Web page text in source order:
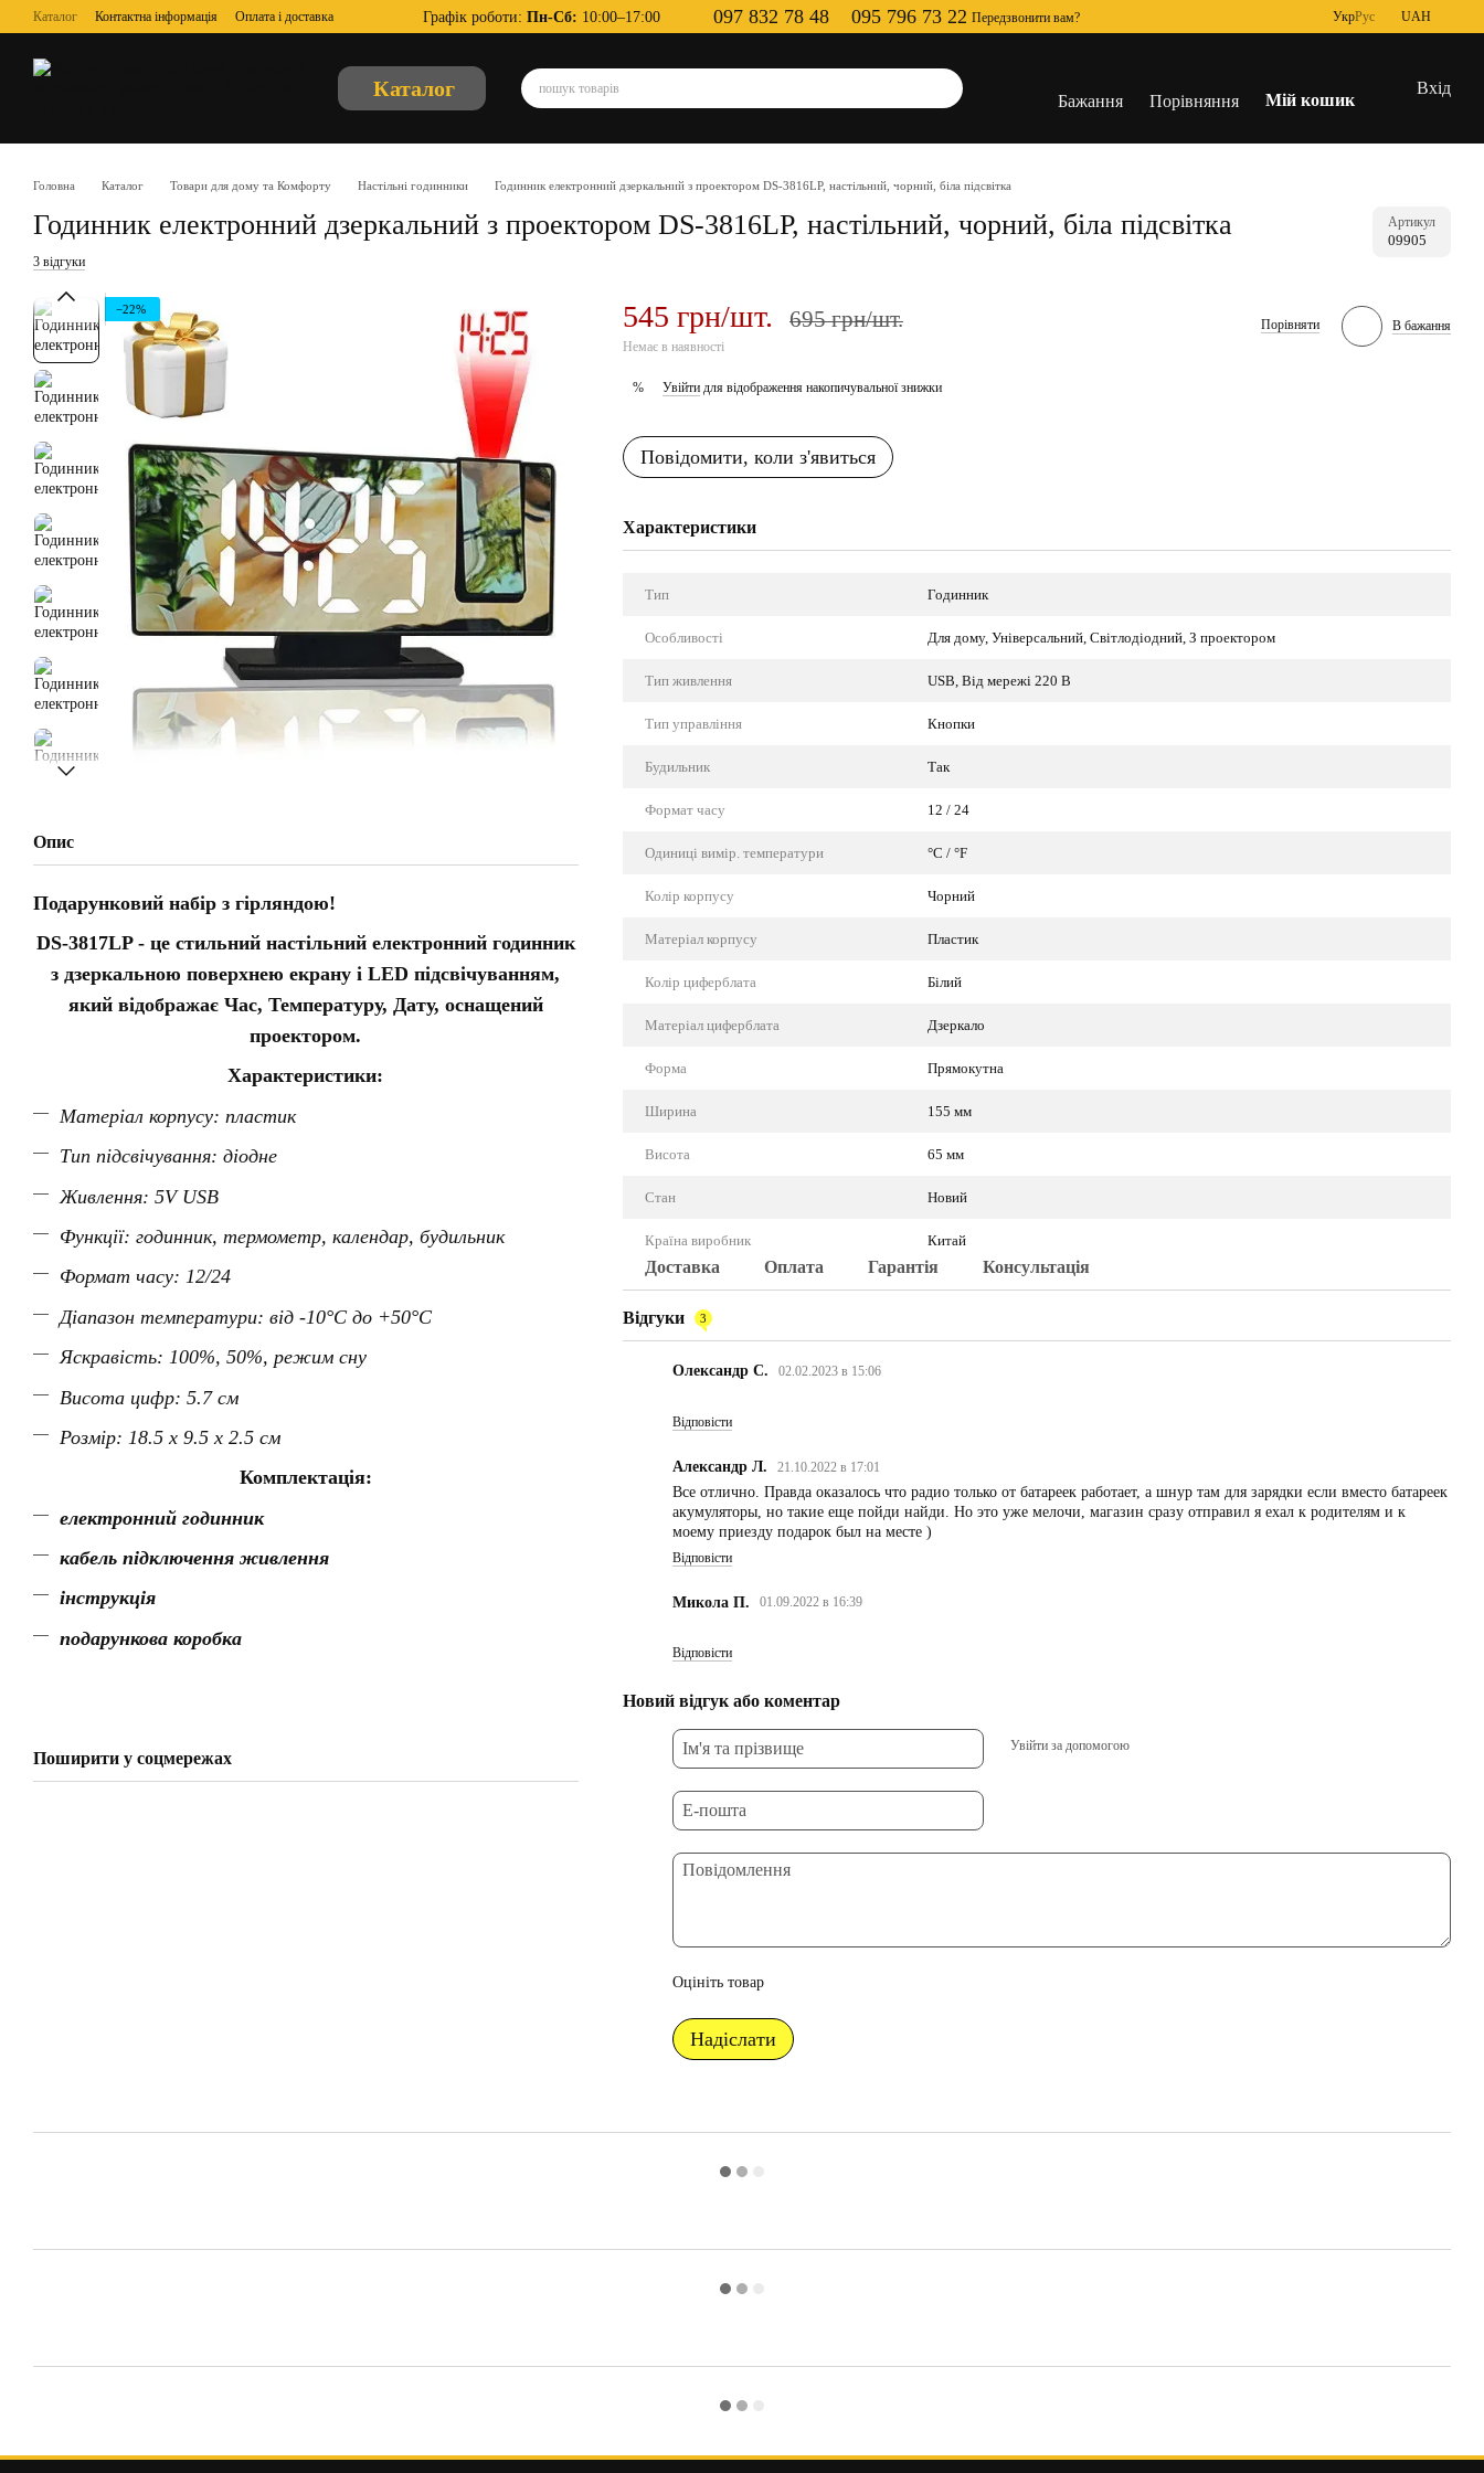
Перейти до основного контенту
Каталог Контактна інформація
Оплата і доставка
Обмін та повернення
Відгуки про магазин
Про нас
Графік роботи: Пн-Сб: 10:00–17:00 097 832 78 48 095 796 73 22 Передзвонити вам? УкрРус UAH
Каталог
Бажання Порівняння Мій кошик
Вхід
Головна Каталог Товари для дому та Комфорту Настільні годинники Годинник електронний дзеркальний з проектором DS-3816LP, настільний, чорний, біла підсвітка
Годинник електронний дзеркальний з проектором DS-3816LP, настільний, чорний, біла підсвітка Артикул
09905
3 відгуки
−22%
Опис
Подарунковий набір з гірляндою!
DS-3817LP- це стильний настільний електронний годинник
з дзеркальною поверхнею екрану і LED підсвічуванням,
який відображає Час, Температуру, Дату, оснащений
проектором.
Характеристики:
Матеріал корпусу: пластик
Тип підсвічування: діодне
Живлення: 5V USB
Функції: годинник, термометр, календар, будильник
Формат часу: 12/24
Діапазон температури: від -10°C до +50°C
Яскравість: 100%, 50%, режим сну
Висота цифр: 5.7 см
Розмір: 18.5 x 9.5 x 2.5 см
Комплектація:
електронний годинник
кабель підключення живлення
інструкція
подарункова коробка
Поширити у соцмережах
545 грн/шт. 695 грн/шт.
Немає в наявності
Порівняти В бажання
% Увійтидля відображення накопичувальної знижки
Повідомити, коли з'явиться
Характеристики
Тип Годинник
Особливості Для дому, Універсальний, Світлодіодний, З проектором
Тип живлення USB, Від мережі 220 В
Тип управління Кнопки
Будильник Так
Формат часу 12 / 24
Одиниці вимір. температури °C / °F
Колір корпусу Чорний
Матеріал корпусу Пластик
Колір циферблата Білий
Матеріал циферблата Дзеркало
Форма Прямокутна
Ширина 155 мм
Висота 65 мм
Стан Новий
Країна виробник Китай
Доставка Оплата Гарантія Консультація
Відгуки 3
Олександр С. 02.02.2023 в 15:06
Відповісти
Александр Л. 21.10.2022 в 17:01
Все отлично. Правда оказалось что радио только от батареек работает, а шнур там для зарядки если вместо батареек
акумуляторы, но такие еще пойди найди. Но это уже мелочи, магазин сразу отправил я ехал к родителям и к
моему приезду подарок был на месте )
Відповісти
Микола П. 01.09.2022 в 16:39
Відповісти
Новий відгук або коментар
Увійти за допомогою
Оцініть товар
Надіслати